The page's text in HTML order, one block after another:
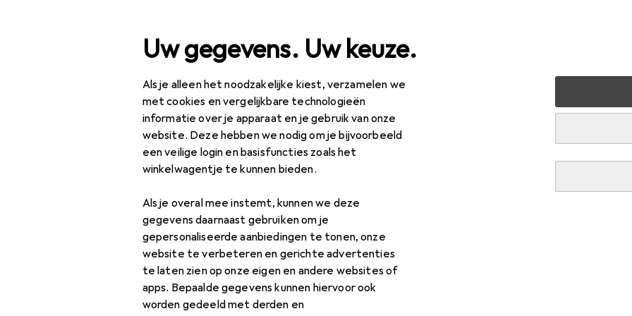
Uw gegevens. Uw keuze.
Als je alleen het noodzakelijke kiest, verzamelen we
met cookies en vergelijkbare technologieën
informatie over je apparaat en je gebruik van onze
website. Deze hebben we nodig om je bijvoorbeeld
een veilige login en basisfuncties zoals het
winkelwagentje te kunnen bieden.
Als je overal mee instemt, kunnen we deze
gegevens daarnaast gebruiken om je
gepersonaliseerde aanbiedingen te tonen, onze
website te verbeteren en gerichte advertenties
te laten zien op onze eigen en andere websites of
apps. Bepaalde gegevens kunnen hiervoor ook
worden gedeeld met derden en
Productassortiment Klussen + Tuin